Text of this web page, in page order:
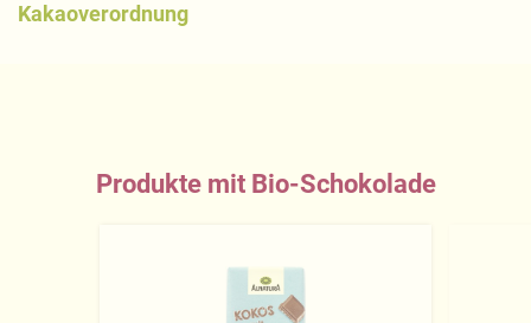
Kakaoverordnung
Produkte mit Bio-Schokolade